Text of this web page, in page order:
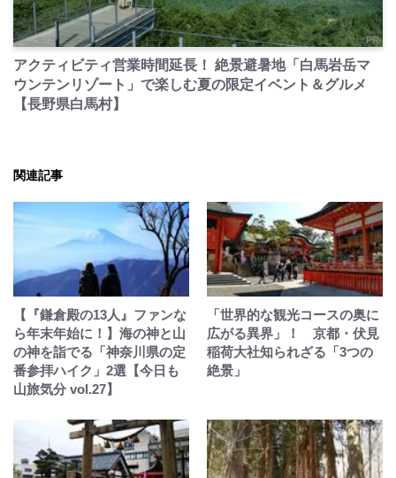
PR
アクティビティ営業時間延長！ 絶景避暑地「白馬岩岳マ
ウンテンリゾート」で楽しむ夏の限定イベント＆グルメ
【長野県白馬村】
関連記事
【『鎌倉殿の13人』ファンな
ら年末年始に！】海の神と山
の神を詣でる「神奈川県の定
番参拝ハイク」2選【今日も
山旅気分 vol.27】
「世界的な観光コースの奥に
広がる異界」！ 京都・伏見
稲荷大社知られざる「3つの
絶景」